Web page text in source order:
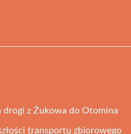
drogi z Żukowa do Otomina
transportu zbiorowego